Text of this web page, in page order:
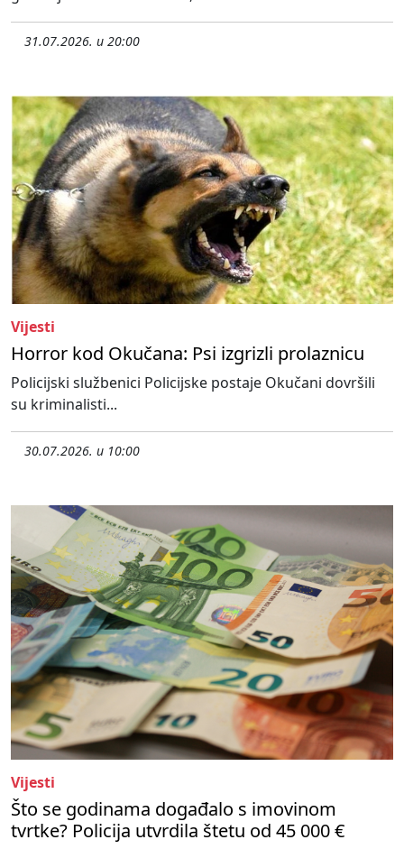
31.07.2026. u 20:00
Vijesti
Horror kod Okučana: Psi izgrizli prolaznicu
Policijski službenici Policijske postaje Okučani dovršili
su kriminalisti...
30.07.2026. u 10:00
Vijesti
Što se godinama događalo s imovinom
tvrtke? Policija utvrdila štetu od 45 000 €